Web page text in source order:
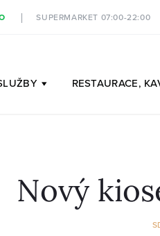
SUPERMARKET 07:00-22:00
RESTAURACE,
Nový